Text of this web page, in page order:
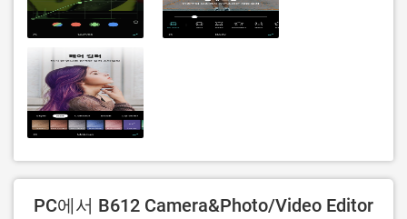
PC에서 B612 Camera&Photo/Video Editor